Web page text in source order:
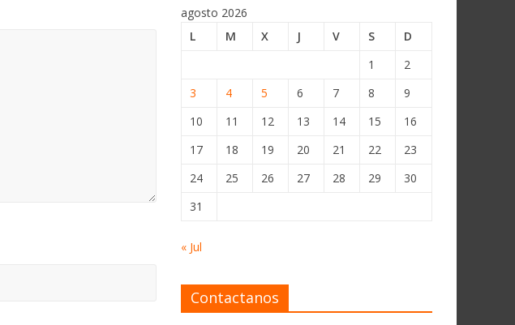
agosto 2026
L
M X J V S
D
1
2
3
4 5 6 7 8
9
10
11 12 13 14 15
16
17
18 19 20 21 22
23
24
25 26 27 28 29
30
31
« Jul
Contactanos